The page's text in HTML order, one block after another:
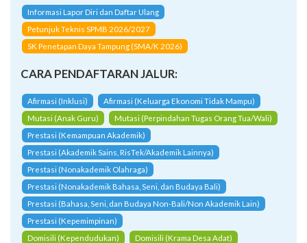
Informasi Lapor Diri dan Daftar Ulang
Petunjuk Teknis SPMB 2026/2027
SK Penetapan Daya Tampung (SMA/K 2026)
CARA PENDAFTARAN JALUR:
Afirmasi (Inklusi)
Afirmasi (Keluarga Ekonomi Tidak Mampu)
Mutasi (Anak Guru)
Mutasi (Perpindahan Tugas Orang Tua/Wali)
Prestasi (Kemampuan Akademik)
Prestasi (Akademik Sains, RisTek/Akademik Lainnya)
Prestasi (Nonakademik Olahraga)
Prestasi (Nonakademik Bahasa, Seni, dan Budaya Bali)
Prestasi (Bahasa, Seni, dan Budaya Non-Bali/Non Akademik Lain)
Prestasi (Kepemimpinan)
Domisili (Kependudukan)
Domisili (Krama Desa Adat)